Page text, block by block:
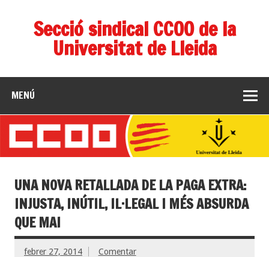
Secció sindical CCOO de la
Universitat de Lleida
MENÚ
UNA NOVA RETALLADA DE LA PAGA EXTRA:
INJUSTA, INÚTIL, IL·LEGAL I MÉS ABSURDA
QUE MAI
febrer 27, 2014 Comentar